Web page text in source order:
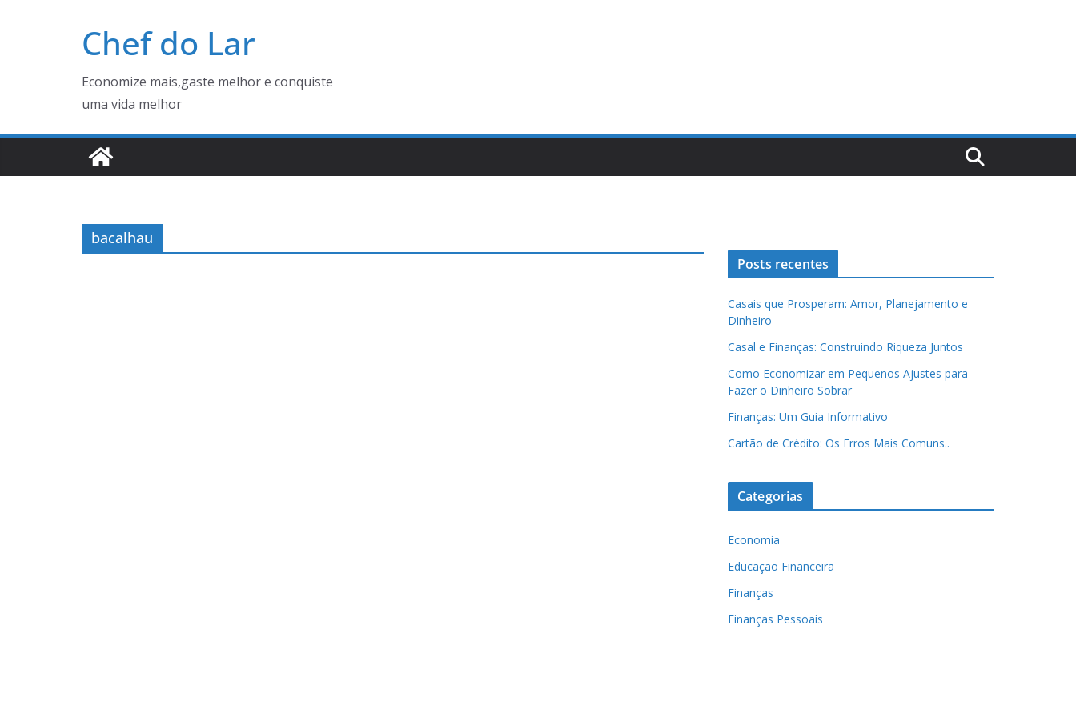
Chef do Lar
Economize mais,gaste melhor e conquiste
uma vida melhor
bacalhau
Posts recentes
Casais que Prosperam: Amor, Planejamento e
Dinheiro
Casal e Finanças: Construindo Riqueza Juntos
Como Economizar em Pequenos Ajustes para
Fazer o Dinheiro Sobrar
Finanças: Um Guia Informativo
Cartão de Crédito: Os Erros Mais Comuns..
Categorias
Economia
Educação Financeira
Finanças
Finanças Pessoais